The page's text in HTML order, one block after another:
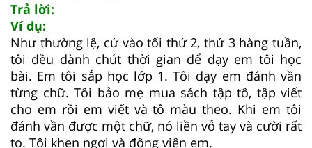
Trả lời:
Ví dụ:
Như thường lệ, cứ vào tối thứ 2, thứ 3 hàng tuần,
tôi đều dành chút thời gian để dạy em tôi học
bài. Em tôi sắp học lớp 1. Tôi dạy em đánh vần
từng chữ. Tôi bảo mẹ mua sách tập tô, tập viết
cho em rồi em viết và tô màu theo. Khi em tôi
đánh vần được một chữ, nó liền vỗ tay và cười rất
to. Tôi khen ngợi và động viên em.